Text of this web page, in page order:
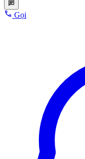
Gọi